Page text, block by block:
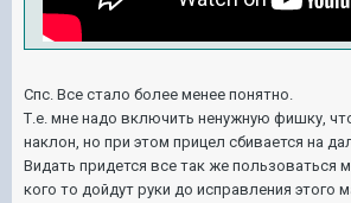
Спс. Все стало более менее понятно.
Т.е. мне надо включить ненужную фишку,
наклон, но при этом прицел сбивается на
Видать придется все так же пользоваться
кого то дойдут руки до исправления этого